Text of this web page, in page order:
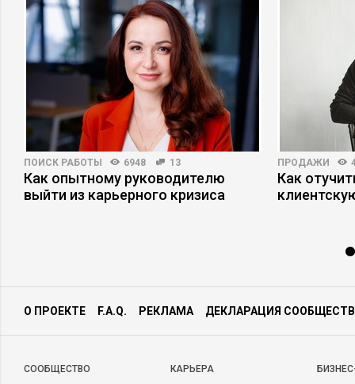
ПОИСК РАБОТЫ 6948 13
Как опытному руководителю
выйти из карьерного кризиса
ПРОДАЖИ
Как
О ПРОЕКТЕ F.A.Q. РЕКЛАМА ДЕКЛАРАЦИЯ
CООБЩЕСТВО КАРЬЕРА